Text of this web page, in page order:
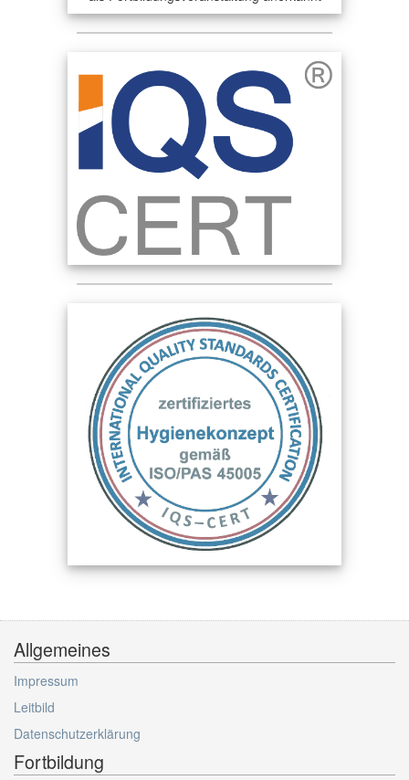
Allgemeines
Impressum
Leitbild
Datenschutzerklärung
Fortbildung